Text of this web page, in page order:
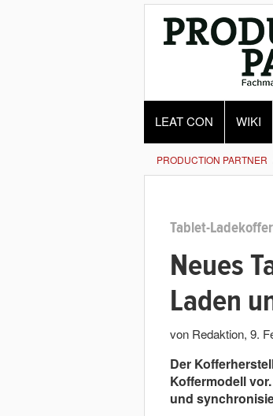
LEAT CON WIKI
PRODUCTION PARTNER
Tablet-Ladekoffer
Neues
Laden
von Redaktion, 9.
Der
Koffermodell
und